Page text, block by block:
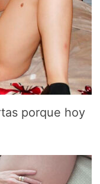
porque hoy